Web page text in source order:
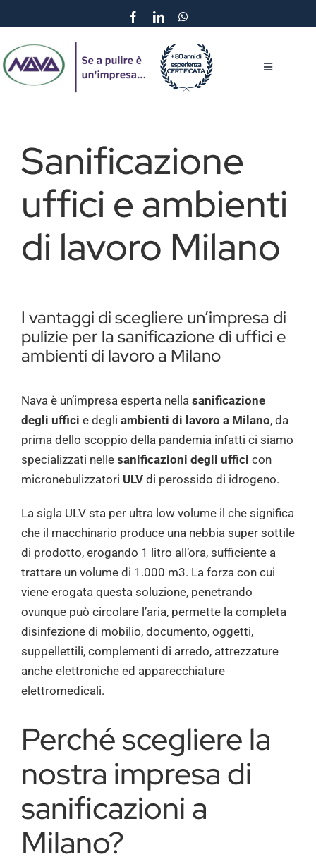
al
contenuto
Toggle
Chi Siamo
Servizi
Carbon Neutrality
Preventivi
Sanificazione
uffici e ambienti
di lavoro Milano
I vantaggi di scegliere un’impresa di
pulizie per la sanificazione di uffici e
ambienti di lavoro a Milano
Nava è un’impresa esperta nella sanificazione
degli uffici e degli ambienti di lavoro a Milano, da
prima dello scoppio della pandemia infatti ci siamo
specializzati nelle sanificazioni degli uffici con
micronebulizzatori ULVdi perossido di idrogeno.
La sigla ULV sta per ultra low volume il che significa
che il macchinario produce una nebbia super sottile
di prodotto, erogando 1 litro all’ora, sufficiente a
trattare un volume di 1.000 m3. La forza con cui
viene erogata questa soluzione, penetrando
ovunque può circolare l’aria, permette la completa
disinfezione di mobilio, documento, oggetti,
suppellettili, complementi di arredo, attrezzature
anche elettroniche ed apparecchiature
elettromedicali.
Perché scegliere la
nostra impresa di
sanificazioni a
Milano?